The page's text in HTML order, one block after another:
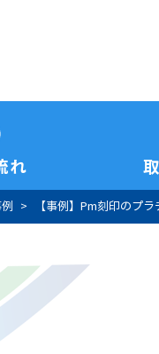
れ
【事例】Pm刻印のプ